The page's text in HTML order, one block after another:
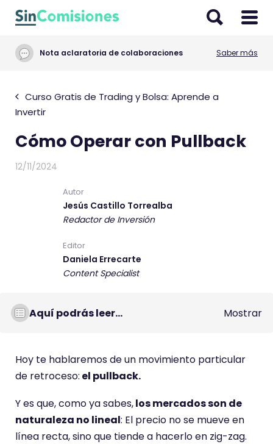
Nota aclaratoria de colaboraciones Saber más
Curso Gratis de Trading y Bolsa: Aprende a
Invertir
Cómo Operar con Pullback
12/11/2024
Autor
Jesús Castillo Torrealba
Redactor de Inversión
Editor
Daniela Errecarte
Content Specialist
Aquí podrás leer... Mostrar
Hoy te hablaremos de un movimiento particular
de retroceso: el pullback.
Y es que, como ya sabes,los mercados son de
naturaleza no lineal: El precio no se mueve en
línea recta, sino que tiende a hacerlo en zig-zag.